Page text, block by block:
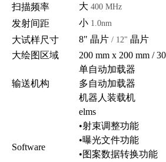
扫描频率 大 400 MHz
发射间距 小 1.0nm
大试样尺寸 8"晶片 / 12"晶片
大绘图区域
200 mm x 200 mm /
输送机构
单自动加载器
多自动加载器
机器人装载机
Software
elms
•射束调整功能
•曝光文件功能
•图案数据转换功能